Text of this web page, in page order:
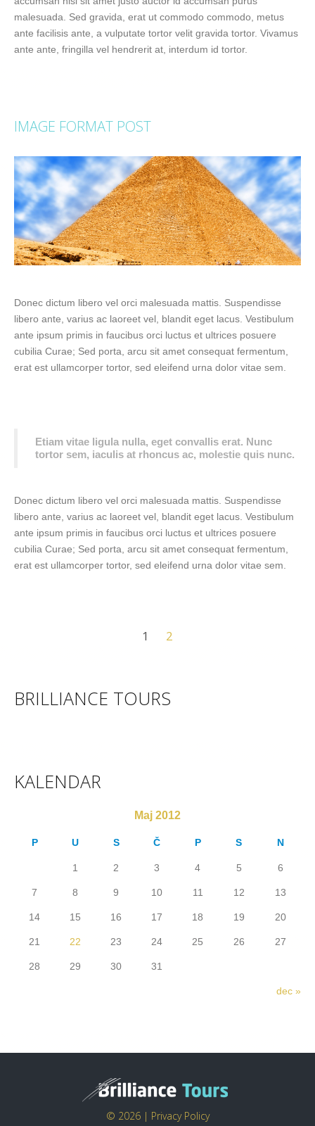
malesuada. Sed gravida, erat ut commodo commodo, metus
ante facilisis ante, a vulputate tortor velit gravida tortor. Vivamus
ante ante, fringilla vel hendrerit at, interdum id tortor.
IMAGE FORMAT POST
Donec dictum libero vel orci malesuada mattis. Suspendisse
libero ante, varius ac laoreet vel, blandit eget lacus. Vestibulum
ante ipsum primis in faucibus orci luctus et ultrices posuere
cubilia Curae; Sed porta, arcu sit amet consequat fermentum,
erat est ullamcorper tortor, sed eleifend urna dolor vitae sem.
Etiam vitae ligula nulla, eget convallis erat. Nunc
tortor sem, iaculis at rhoncus ac, molestie quis nunc.
Donec dictum libero vel orci malesuada mattis. Suspendisse
libero ante, varius ac laoreet vel, blandit eget lacus. Vestibulum
ante ipsum primis in faucibus orci luctus et ultrices posuere
cubilia Curae; Sed porta, arcu sit amet consequat fermentum,
erat est ullamcorper tortor, sed eleifend urna dolor vitae sem.
1 2
BRILLIANCE TOURS
KALENDAR
Maj 2012
P U S Č P S N
dec »
1 2 3 4 5 6
7 8 9 10 11 12 13
14 15 16 17 18 19 20
21 22 23 24 25 26 27
28 29 30 31
© 2026 | Privacy Policy